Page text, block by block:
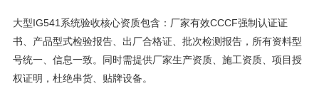
大型IG541系统验收核心资质包含：厂家有效CCCF强制认证证
书、产品型式检验报告、出厂合格证、批次检测报告，所有资料型
号统一、信息一致。同时需提供厂家生产资质、施工资质、项目授
权证明，杜绝串货、贴牌设备。